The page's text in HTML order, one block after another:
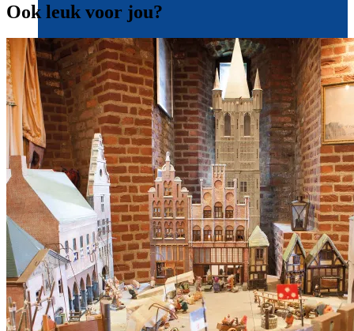
Evenementen
Ook leuk voor jou?